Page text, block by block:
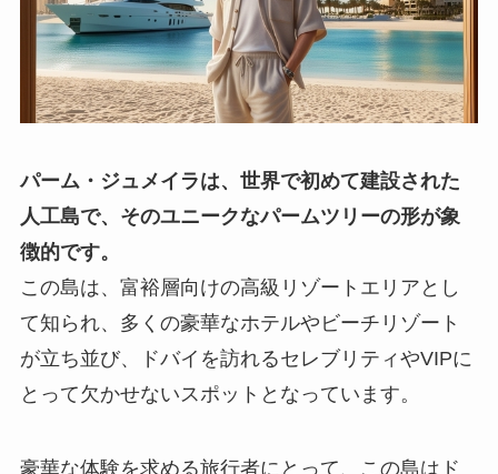
パーム・ジュメイラは、世界で初めて建設された
人工島で、そのユニークなパームツリーの形が象
徴的です。
この島は、富裕層向けの高級リゾートエリアとし
て知られ、多くの豪華なホテルやビーチリゾート
が立ち並び、ドバイを訪れるセレブリティやVIPに
とって欠かせないスポットとなっています。
豪華な体験を求める旅行者にとって、この島はド